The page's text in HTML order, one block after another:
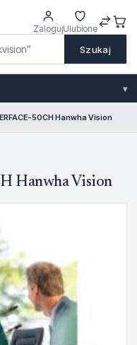
Szukaj
ZalogujUlubione
▾
50CH Hanwha Vision
Hanwha Vision